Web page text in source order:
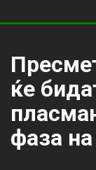
ќе
фаза